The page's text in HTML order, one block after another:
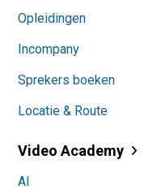
Opleidingen
Incompany
Sprekers boeken
Locatie & Route
Video Academy
AI